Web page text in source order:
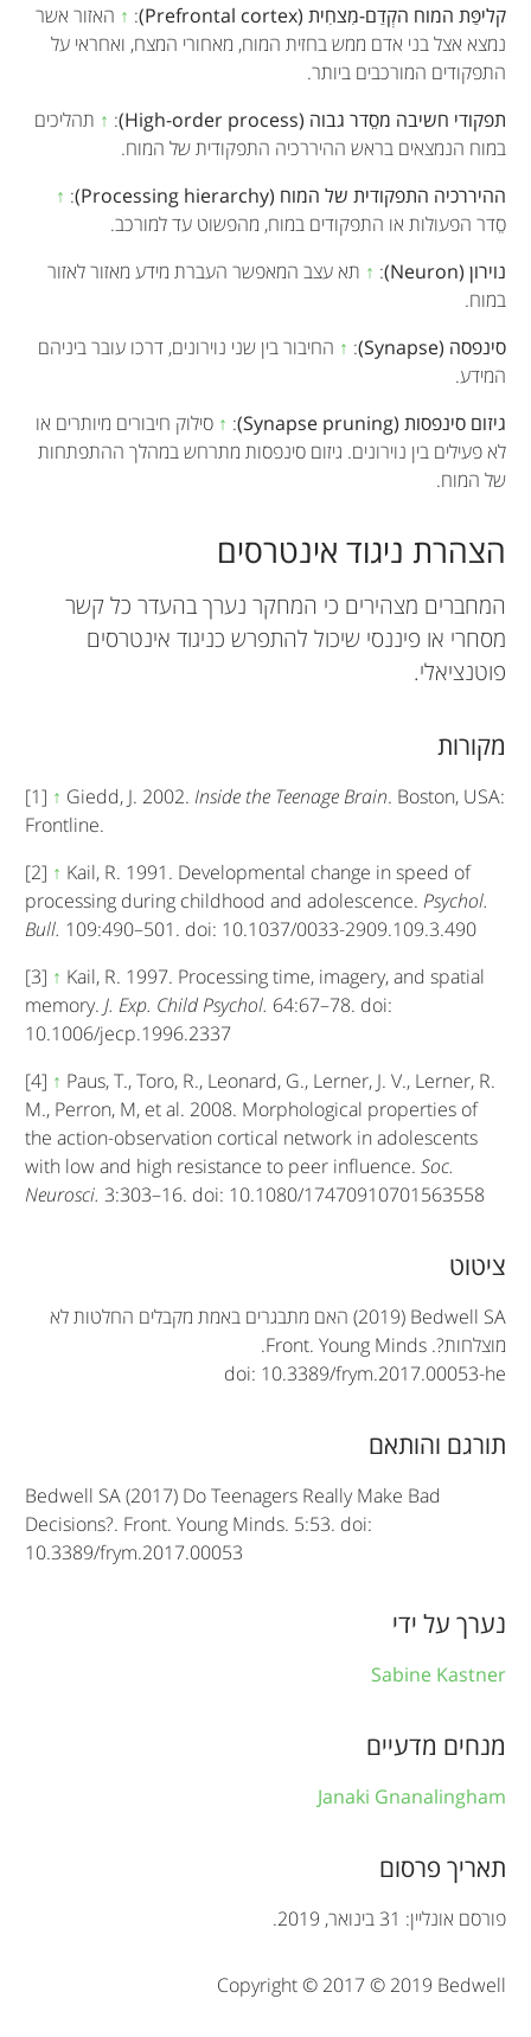
קליפַּת המוח הקְדַם-מִצחִית (Prefrontal cortex) :
↑ האזור אשר
נמצא אצל בני אדם ממש בחזית המוח, מאחורי המצח, ואחראי על
התפקודים המורכבים ביותר.
תפקודי חשיבה מסֵדר גבוה (High-order process)
:
↑ תהליכים
במוח הנמצאים בראש ההיררכיה התפקודית של המוח.
ההיררכיה התפקודית של המוח (Processing hierarchy)
:
↑
סֵדר הפעולות או התפקודים במוח, מהפשוט עד למורכב.
נוירון (Neuron)
:
↑ תא עצב המאפשר העברת מידע מאזור לאזור
במוח.
סינפסה (Synapse)
:
↑ החיבור בין שני נוירונים, דרכו עובר ביניהם
המידע.
גיזום סינפסות (Synapse pruning)
:
↑ סילוק חיבורים מיותרים או
לא פעילים בין נוירונים. גיזום סינפסות מתרחש במהלך ההתפתחות
של המוח.
הצהרת ניגוד אינטרסים
המחברים מצהירים כי המחקר נערך בהעדר כל קשר
מסחרי או פיננסי שיכול להתפרש כניגוד אינטרסים
פוטנציאלי.
מקורות
[1] ↑ Giedd, J. 2002.Inside the Teenage Brain. Boston, USA:
Frontline.
[2] ↑ Kail, R. 1991. Developmental change in speed of
processing during childhood and adolescence.Psychol.
Bull. 109:490–501. doi: 10.1037/0033-2909.109.3.490
[3] ↑ Kail, R. 1997. Processing time, imagery, and spatial
memory.J. Exp. Child Psychol. 64:67–78. doi:
10.1006/jecp.1996.2337
[4] ↑ Paus, T., Toro, R., Leonard, G., Lerner, J. V., Lerner, R.
M., Perron, M, et al. 2008. Morphological properties of
the action-observation cortical network in adolescents
with low and high resistance to peer influence.Soc.
Neurosci. 3:303–16. doi: 10.1080/17470910701563558
A
r
t
i
c
n
o
r
t
i
n
ציטוט
(2019) Bedwell SAהאם מתבגרים באמת מקבלים החלטות לא
מוצלחות?. Front. Young Minds
.
doi: 10.3389/frym.2017.00053-he
תורגם והותאם
Bedwell SA (2017) Do Teenagers Really Make Bad
Decisions?. Front. Young Minds. 5:53. doi:
10.3389/frym.2017.00053
נערך על ידי
Sabine Kastner
מנחים מדעיים
Janaki Gnanalingham
תאריך פרסום
פורסם אונליין: 31 בינואר, 2019.
Copyright © 2017 © 2019 Bedwell